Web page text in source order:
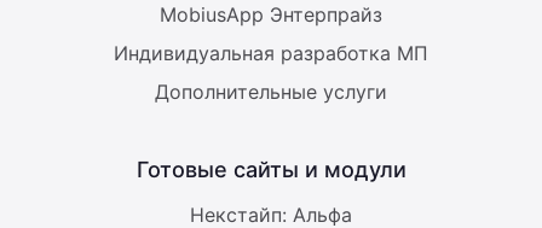
MobiusApp Энтерпрайз
Индивидуальная разработка МП
Дополнительные услуги
Готовые сайты и модули
Некстайп: Альфа